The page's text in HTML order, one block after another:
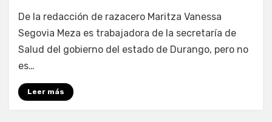
por Fernando Miranda Servín
De la redacción de razacero Maritza Vanessa
Segovia Meza es trabajadora de la secretaría de
Salud del gobierno del estado de Durango, pero no
es…
Leer más